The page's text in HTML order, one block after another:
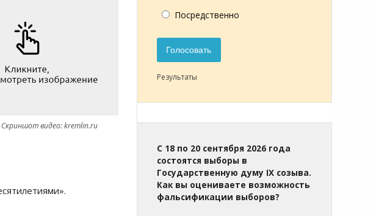
видео: kremlin.ru
Посредственно
Голосовать
Результаты
С 18 по 20 сентября 2026 года
состоятся выборы в
Государственную думу IX созыва.
Как вы оцениваете возможность
фальсификации выборов?